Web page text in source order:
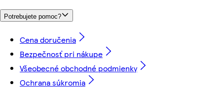
Potrebujete pomoc?
Cena doručenia
Bezpečnosť pri nákupe
Všeobecné obchodné podmienky
Ochrana súkromia